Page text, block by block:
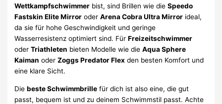
Wettkampfschwimmer bist, sind Brillen wie dieSpeedo
Fastskin Elite Mirror oderArena Cobra Ultra Mirror ideal,
da sie für hohe Geschwindigkeit und geringe
Wasserresistenz optimiert sind. FürFreizeitschwimmer
oderTriathleten bieten Modelle wie dieAqua Sphere
Kaiman oderZoggs Predator Flex den besten Komfort und
eine klare Sicht.
Diebeste Schwimmbrille für dich ist also eine, die gut
passt, bequem ist und zu deinem Schwimmstil passt. Achte